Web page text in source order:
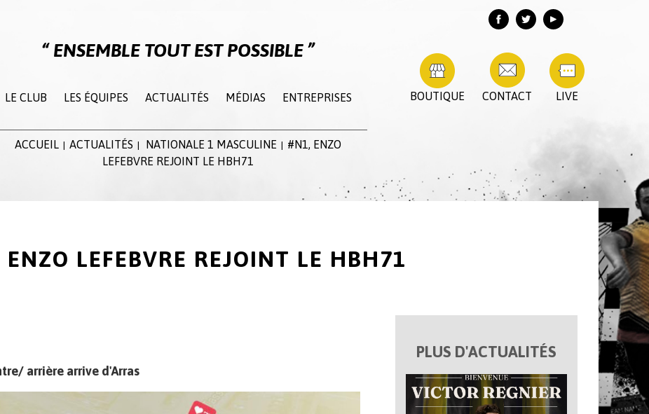
ENSEMBLE TOUT EST POSSIBLE
LE CLUB LES ÉQUIPES ACTUALITÉS MÉDIAS ENTREPRISES
ACCUEIL ACTUALITÉS NATIONALE 1 MASCULINE
#N1, ENZO
LEFEBVRE REJOINT LE HBH71
LIVE
CONTACT
BOUTIQUE
LEFEBVRE REJOINT LE HBH71
arrière arrive d'Arras
PLUS D'ACTUALITÉS